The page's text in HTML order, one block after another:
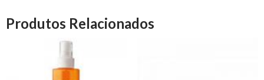
Produtos Relacionados